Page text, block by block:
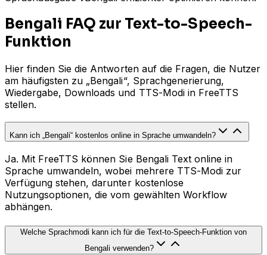
Bengali FAQ zur Text-to-Speech-
Funktion
Hier finden Sie die Antworten auf die Fragen, die Nutzer
am häufigsten zu „Bengali“, Sprachgenerierung,
Wiedergabe, Downloads und TTS-Modi in FreeTTS
stellen.
Kann ich „Bengali“ kostenlos online in Sprache umwandeln?
Ja. Mit FreeTTS können Sie Bengali Text online in
Sprache umwandeln, wobei mehrere TTS-Modi zur
Verfügung stehen, darunter kostenlose
Nutzungsoptionen, die vom gewählten Workflow
abhängen.
Welche Sprachmodi kann ich für die Text-to-Speech-Funktion von
Bengali verwenden?